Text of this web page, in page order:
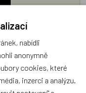
v poradně
Provozovatel
neschvaluje ani
nabídli
anonymně
cookies, které
inzerci a analýzu.